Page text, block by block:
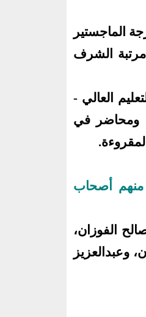
في العقيدة في عام 1412هـ ودرجة الماجستير
بامتياز مع مرتبة الشرف
العالي -
ومحاضر في
منهم أصحاب
الفوزان،
وعبدالعزيز